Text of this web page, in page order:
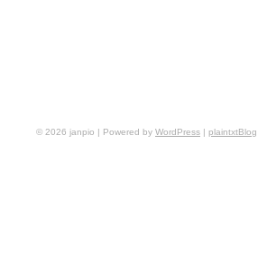
© 2026 janpio | Powered by WordPress | plaintxtBlog